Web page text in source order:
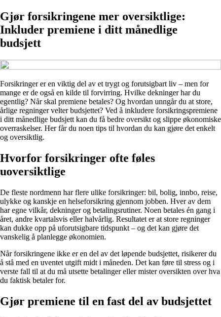
Gjør forsikringene mer oversiktlige:
Inkluder premiene i ditt månedlige
budsjett
Forsikringer er en viktig del av et trygt og forutsigbart liv – men for
mange er de også en kilde til forvirring. Hvilke dekninger har du
egentlig? Når skal premiene betales? Og hvordan unngår du at store,
årlige regninger velter budsjettet? Ved å inkludere forsikringspremiene
i ditt månedlige budsjett kan du få bedre oversikt og slippe økonomiske
overraskelser. Her får du noen tips til hvordan du kan gjøre det enkelt
og oversiktlig.
Hvorfor forsikringer ofte føles
uoversiktlige
De fleste nordmenn har flere ulike forsikringer: bil, bolig, innbo, reise,
ulykke og kanskje en helseforsikring gjennom jobben. Hver av dem
har egne vilkår, dekninger og betalingsrutiner. Noen betales én gang i
året, andre kvartalsvis eller halvårlig. Resultatet er at store regninger
kan dukke opp på uforutsigbare tidspunkt – og det kan gjøre det
vanskelig å planlegge økonomien.
Når forsikringene ikke er en del av det løpende budsjettet, risikerer du
å stå med en uventet utgift midt i måneden. Det kan føre til stress og i
verste fall til at du må utsette betalinger eller mister oversikten over hva
du faktisk betaler for.
Gjør premiene til en fast del av budsjettet